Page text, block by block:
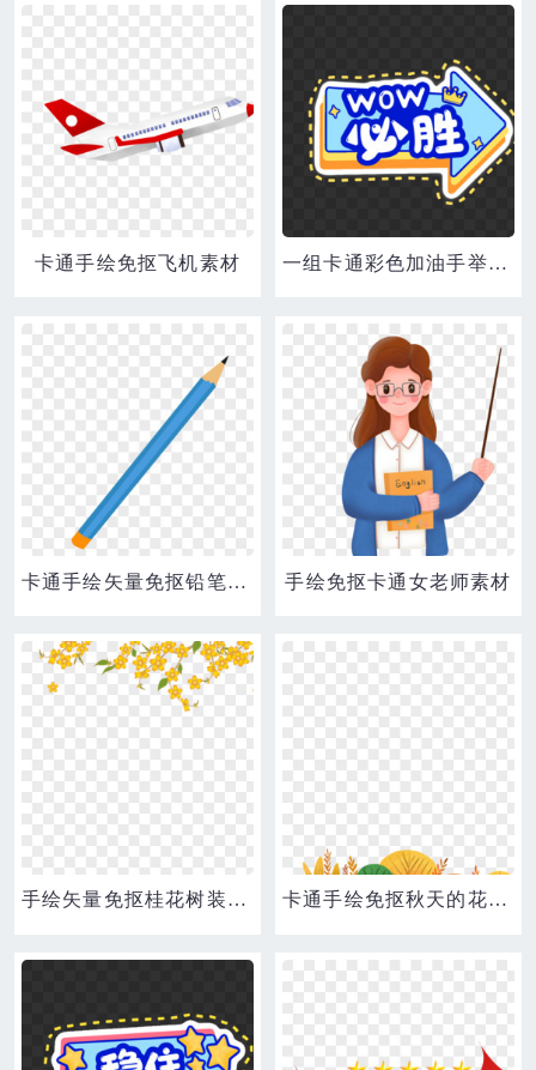
卡通手绘免抠飞机素材 一组卡通彩色加油手举牌免抠装饰素材
卡通手绘矢量免抠铅笔素材 手绘免抠卡通女老师素材
手绘矢量免抠桂花树装饰素材 卡通手绘免抠秋天的花草装饰素材